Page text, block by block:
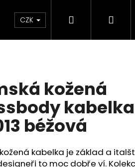
Doplňky Novinky
CZK Hledat
kožená
kabelka
béžová
kabelka je základ a
to moc dobře ví.